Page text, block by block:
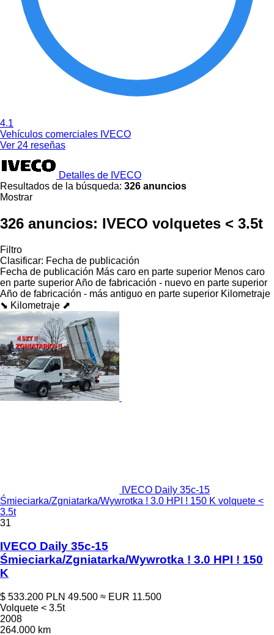
4.1
Vehículos comerciales IVECO
Ver 24 reseñas
Detalles de IVECO
Resultados de la búsqueda: 326 anuncios
Mostrar
326 anuncios: IVECO volquetes < 3.5t
Filtro
Clasificar: Fecha de publicación
Fecha de publicación Más caro en parte superior Menos caro
en parte superiorAño de fabricación - nuevo en parte superior
Año de fabricación - más antiguo en parte superior Kilometraje
⬊ Kilometraje ⬈
IVECO Daily 35c-15
Śmieciarka/Zgniatarka/Wywrotka ! 3.0 HPI ! 150 K volquete <
3.5t
31
IVECO Daily 35c-15
Śmieciarka/Zgniatarka/Wywrotka ! 3.0 HPI ! 150
K
$ 533.200 PLN 49.500 ≈ EUR 11.500
Volquete < 3.5t
2008
264.000 km